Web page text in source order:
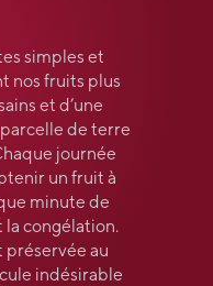
simples et
nos fruits plus
et d’une
de terre
journée
un fruit à
minute de
la congélation.
au
indésirable